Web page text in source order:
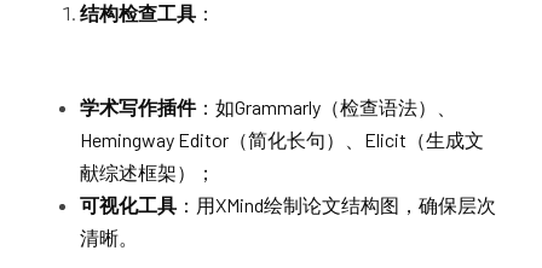
结构检查工具 ：
学术写作插件：如Grammarly（检查语法）、
Hemingway Editor（简化长句）、Elicit（生成文
献综述框架）；
可视化工具 ：用XMind绘制论文结构图，确保层次
清晰。